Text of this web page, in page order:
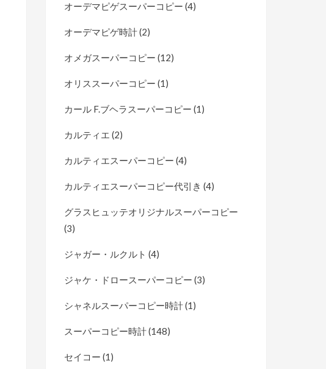
オーデマピゲスーパーコピー (4)
オーデマピゲ時計(2)
オメガスーパーコピー (12)
オリススーパーコピー (1)
カール F.ブヘラスーパーコピー (1)
カルティエ (2)
カルティエスーパーコピー (4)
カルティエスーパーコピー代引き (4)
グラスヒュッテオリジナルスーパーコピー
(3)
ジャガー・ルクルト (4)
ジャケ・ドロースーパーコピー (3)
シャネルスーパーコピー時計(1)
スーパーコピー時計(148)
セイコー (1)